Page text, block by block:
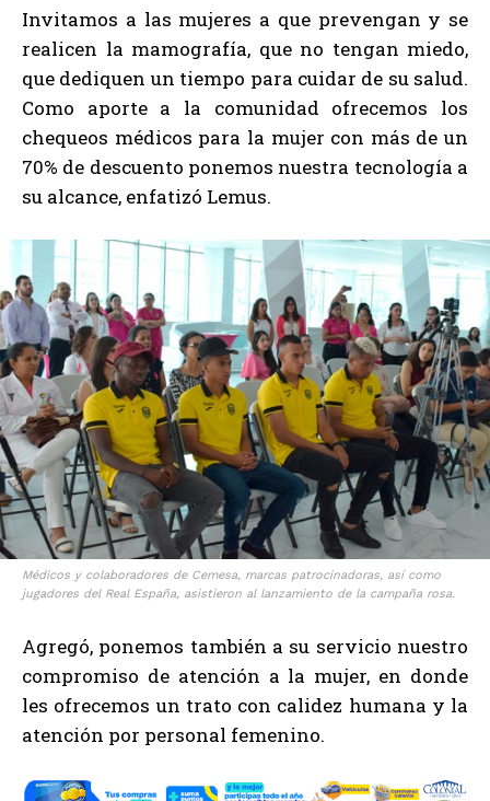
Invitamos a las mujeres a que prevengan y se
realicen la mamografía, que no tengan miedo,
que dediquen un tiempo para cuidar de su salud.
Como aporte a la comunidad ofrecemos los
chequeos médicos para la mujer con más de un
70% de descuento ponemos nuestra tecnología a
su alcance, enfatizó Lemus.
Médicos y colaboradores de Cemesa, marcas patrocinadoras, así como
jugadores del Real España, asistieron al lanzamiento de la campaña rosa.
Agregó, ponemos también a su servicio nuestro
compromiso de atención a la mujer, en donde
les ofrecemos un trato con calidez humana y la
atención por personal femenino.